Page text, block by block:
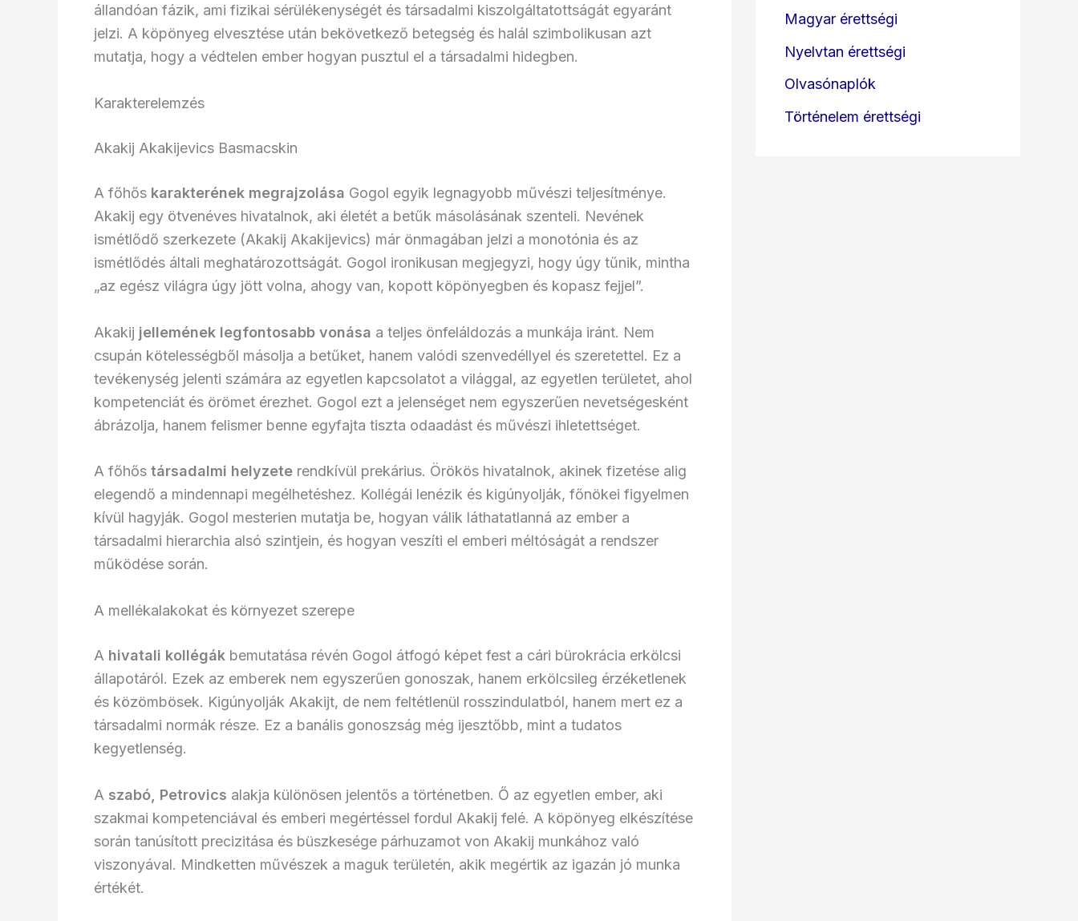
állandóan fázik, ami fizikai sérülékenységét és társadalmi kiszolgáltatottságát egyaránt
jelzi. A köpönyeg elvesztése után bekövetkező betegség és halál szimbolikusan azt
mutatja, hogy a védtelen ember hogyan pusztul el a társadalmi hidegben.
Karakterelemzés
Akakij Akakijevics Basmacskin
A főhős karakterének megrajzolása Gogol egyik legnagyobb művészi teljesítménye.
Akakij egy ötvenéves hivatalnok, aki életét a betűk másolásának szenteli. Nevének
ismétlődő szerkezete (Akakij Akakijevics) már önmagában jelzi a monotónia és az
ismétlődés általi meghatározottságát. Gogol ironikusan megjegyzi, hogy úgy tűnik, mintha
„az egész világra úgy jött volna, ahogy van, kopott köpönyegben és kopasz fejjel”.
Akakij jellemének legfontosabb vonása a teljes önfeláldozás a munkája iránt. Nem
csupán kötelességből másolja a betűket, hanem valódi szenvedéllyel és szeretettel. Ez a
tevékenység jelenti számára az egyetlen kapcsolatot a világgal, az egyetlen területet, ahol
kompetenciát és örömet érezhet. Gogol ezt a jelenséget nem egyszerűen nevetségesként
ábrázolja, hanem felismer benne egyfajta tiszta odaadást és művészi ihletettséget.
A főhős társadalmi helyzete rendkívül prekárius. Örökös hivatalnok, akinek fizetése alig
elegendő a mindennapi megélhetéshez. Kollégái lenézik és kigúnyolják, főnökei figyelmen
kívül hagyják. Gogol mesterien mutatja be, hogyan válik láthatatlanná az ember a
társadalmi hierarchia alsó szintjein, és hogyan veszíti el emberi méltóságát a rendszer
működése során.
A mellékalakokat és környezet szerepe
A hivatali kollégák bemutatása révén Gogol átfogó képet fest a cári bürokrácia erkölcsi
állapotáról. Ezek az emberek nem egyszerűen gonoszak, hanem erkölcsileg érzéketlenek
és közömbösek. Kigúnyolják Akakijt, de nem feltétlenül rosszindulatból, hanem mert ez a
társadalmi normák része. Ez a banális gonoszság még ijesztőbb, mint a tudatos
kegyetlenség.
A szabó, Petrovics alakja különösen jelentős a történetben. Ő az egyetlen ember, aki
szakmai kompetenciával és emberi megértéssel fordul Akakij felé. A köpönyeg elkészítése
során tanúsított precizitása és büszkesége párhuzamot von Akakij munkához való
viszonyával. Mindketten művészek a maguk területén, akik megértik az igazán jó munka
értékét.
Magyar érettségi
Nyelvtan érettségi
Olvasónaplók
Történelem érettségi